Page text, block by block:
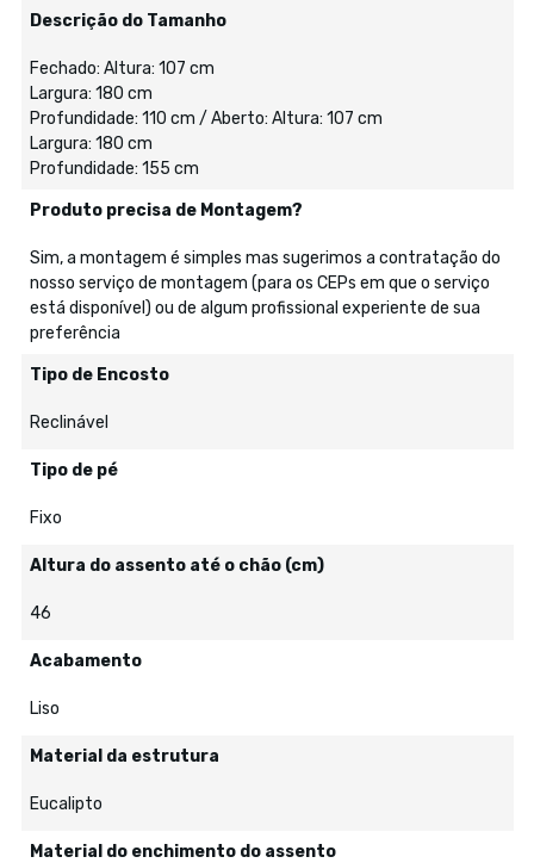
Descrição do Tamanho
Fechado: Altura: 107 cm
Largura: 180 cm
Profundidade: 110 cm / Aberto: Altura: 107 cm
Largura: 180 cm
Profundidade: 155 cm
Produto precisa de Montagem?
Sim, a montagem é simples mas sugerimos a contratação do
nosso serviço de montagem (para os CEPs em que o serviço
está disponível) ou de algum profissional experiente de sua
preferência
Tipo de Encosto
Reclinável
Tipo de pé
Fixo
Altura do assento até o chão (cm)
46
Acabamento
Liso
Material da estrutura
Eucalipto
Material do enchimento do assento